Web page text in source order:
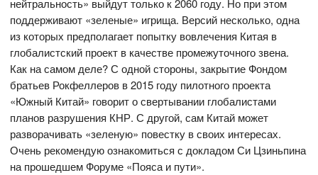
нейтральность» выйдут только к 2060 году. Но при этом
поддерживают «зеленые» игрища. Версий несколько, одна
из которых предполагает попытку вовлечения Китая в
глобалистский проект в качестве промежуточного звена.
Как на самом деле? С одной стороны, закрытие Фондом
братьев Рокфеллеров в 2015 году пилотного проекта
«Южный Китай» говорит о свертывании глобалистами
планов разрушения КНР. С другой, сам Китай может
разворачивать «зеленую» повестку в своих интересах.
Очень рекомендую ознакомиться с докладом Си Цзиньпина
на прошедшем Форуме «Пояса и пути».